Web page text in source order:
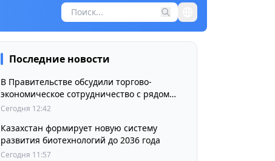
Последние новости
В Правительстве обсудили торгово-
экономическое сотрудничество с рядом
стран
Сегодня 12:42
Казахстан формирует новую систему
развития биотехнологий до 2036 года
Сегодня 11:57